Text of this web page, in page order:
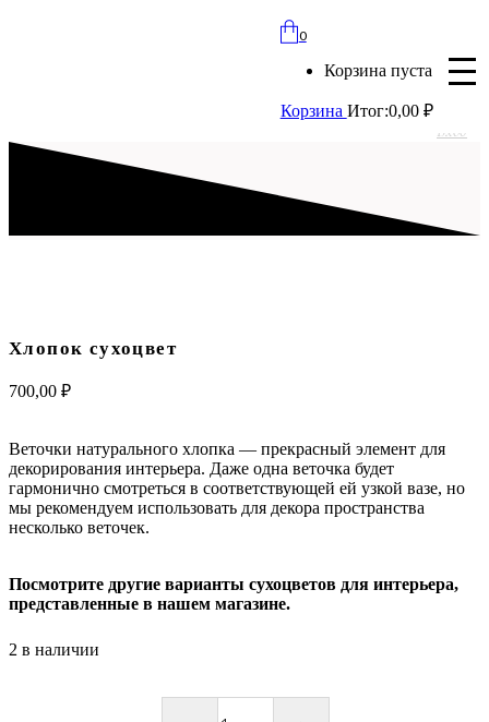
0
Корзина пуста
Корзина Итог:0,00 ₽
Вход
Хлопок сухоцвет
700,00 ₽
Веточки натурального хлопка — прекрасный элемент для
декорирования интерьера. Даже одна веточка будет
гармонично смотреться в соответствующей ей узкой вазе, но
мы рекомендуем использовать для декора пространства
несколько веточек.
Посмотрите другие варианты сухоцветов для интерьера,
представленные в нашем магазине.
2 в наличии